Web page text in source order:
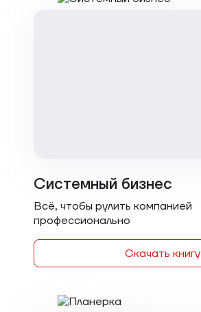
Системный бизнес
Всё, чтобы рулить компанией
профессионально
Скачать книгу